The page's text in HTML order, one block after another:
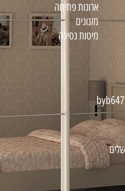
ארונות פתיחה
מזנונים
מיטות נסיכה